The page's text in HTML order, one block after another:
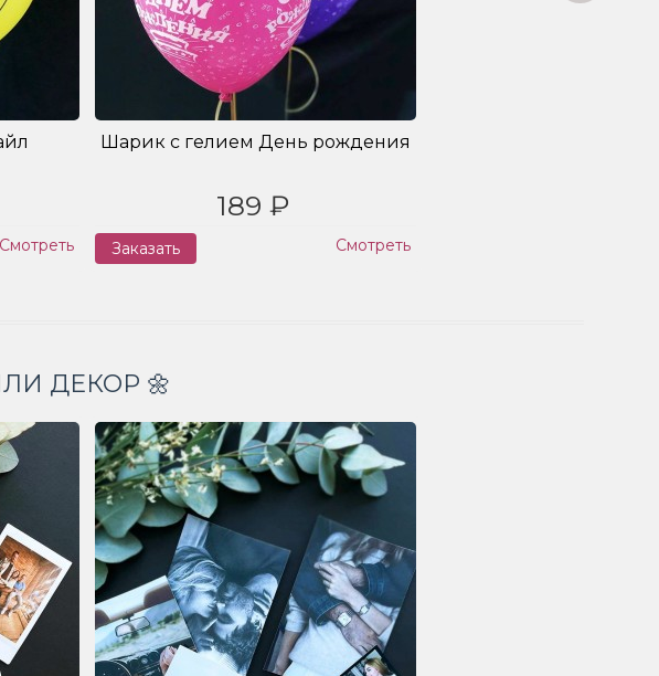
Смотреть
Шарик с гелием День рождения
189 ₽
Заказать Смотреть
ДЕКОР 🌼